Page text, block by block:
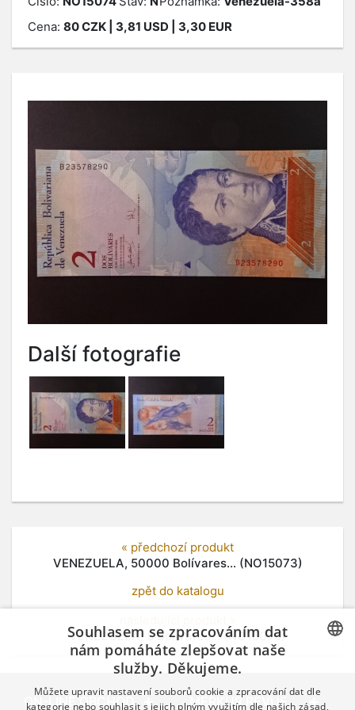
Cena: 80CZK | 3,81 USD | 3,30 EUR
Další fotografie
« předchozí produkt
VENEZUELA, 50000 Bolívares... (NO15073)
zpět do katalogu
VENEZUELA, 5 Bolivares... (NO15075)
ON-LINE OBCHOD MERKUR REVUE GERMAN
Souhlasem se zpracováním dat
nám pomáháte zlepšovat naše
služby. Děkujeme.
Můžete upravit nastavení souborů cookie a zpracování dat dle
kategorie nebo souhlasit s jejich plným využitím dle našich zásad,